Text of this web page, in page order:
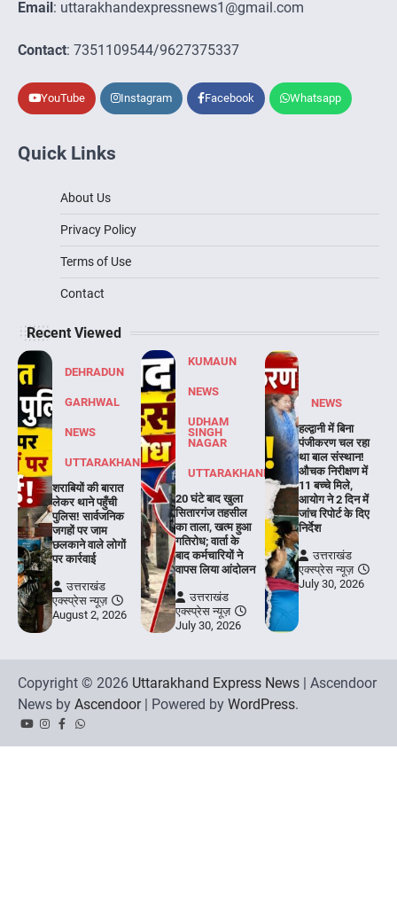
Email: uttarakhandexpressnews1@gmail.com
Contact: 7351109544/9627375337
YouTube Instagram Facebook Whatsapp
Quick Links
About Us
Privacy Policy
Terms of Use
Contact
Recent Viewed
DEHRADUN
GARHWAL
NEWS
UTTARAKHAND
शराबियों की बारात
लेकर थाने पहुँची
पुलिस! सार्वजनिक
जगहों पर जाम
छलकाने वाले लोगों
पर कार्रवाई
उत्तराखंड
एक्स्प्रेस न्यूज़
August 2, 2026
KUMAUN
NEWS
UDHAM
SINGH
NAGAR
UTTARAKHAND
20 घंटे बाद खुला
सितारगंज तहसील
का ताला, खत्म हुआ
गतिरोध; वार्ता के
बाद कर्मचारियों ने
वापस लिया आंदोलन
उत्तराखंड
एक्स्प्रेस न्यूज़
July 30, 2026
NEWS
हल्द्वानी में बिना
पंजीकरण चल रहा
था बाल संस्थान!
औचक निरीक्षण में
11 बच्चे मिले,
आयोग ने 2 दिन में
जांच रिपोर्ट के दिए
निर्देश
उत्तराखंड
एक्स्प्रेस न्यूज़
July 30, 2026
Copyright © 2026 Uttarakhand Express News | Ascendoor
News by Ascendoor| Powered by WordPress.
YouTubeInstagram
Facebook
Whatsapp